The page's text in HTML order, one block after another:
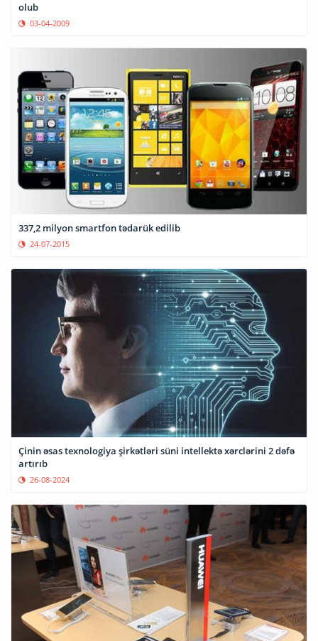
olub
03-04-2009
337,2 milyon smartfon tədarük edilib
24-07-2015
Çinin əsas texnologiya şirkətləri süni intellektə xərclərini 2 dəfə
artırıb
26-08-2024